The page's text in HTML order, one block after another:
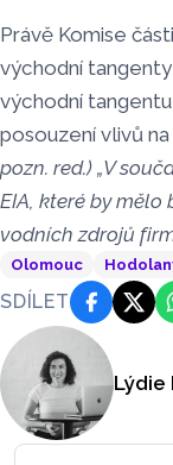
Právě Komise
východní
východní
posouzení vlivů
pozn. red.) „V
EIA, které by mělo
vodních zdrojů
Olomouc
SDÍLET Facebook
Lýdie